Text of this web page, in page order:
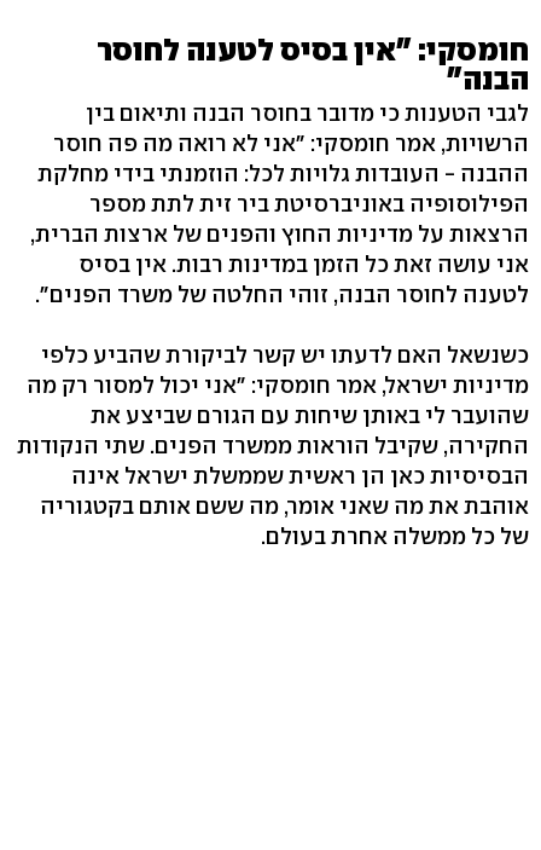
חומסקי: "אין בסיס לטענה לחוסר
הבנה"
לגבי הטענות כי מדובר בחוסר הבנה ותיאום בין
הרשויות, אמר חומסקי: "אני לא רואה מה פה חוסר
ההבנה - העובדות גלויות לכל: הוזמנתי בידי מחלקת
הפילוסופיה באוניברסיטת ביר זית לתת מספר
הרצאות על מדיניות החוץ והפנים של ארצות הברית,
אני עושה זאת כל הזמן במדינות רבות. אין בסיס
לטענה לחוסר הבנה, זוהי החלטה של משרד הפנים".
כשנשאל האם לדעתו יש קשר לביקורת שהביע כלפי
מדיניות ישראל, אמר חומסקי: "אני יכול למסור רק מה
שהועבר לי באותן שיחות עם הגורם שביצע את
החקירה, שקיבל הוראות ממשרד הפנים. שתי הנקודות
הבסיסיות כאן הן ראשית שממשלת ישראל אינה
אוהבת את מה שאני אומר, מה ששם אותם בקטגוריה
של כל ממשלה אחרת בעולם.